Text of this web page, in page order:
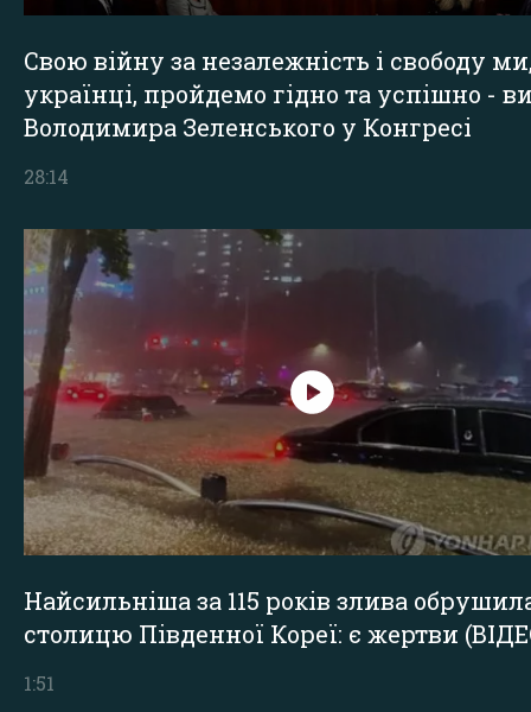
Свою війну за незалежність і свободу
українці, пройдемо гідно та успішно -
Володимира Зеленського у Конгресі
28:14
Найсильніша за 115 років злива
столицю Південної Кореї: є жертви
1:51